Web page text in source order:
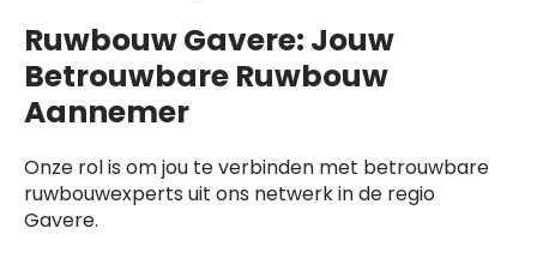
Ruwbouw Gavere: Jouw
Betrouwbare Ruwbouw
Aannemer
Onze rol is om jou te verbinden met betrouwbare
ruwbouwexperts uit ons netwerk in de regio
Gavere.